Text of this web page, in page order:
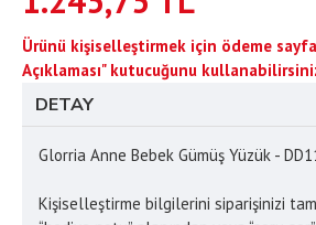
Ürünü kişiselleştirmek için ödeme
Açıklaması" kutucuğunu
DETAY
Glorria Anne Bebek Gümüş Yüzük -
Kişiselleştirme bilgilerini siparişinizi